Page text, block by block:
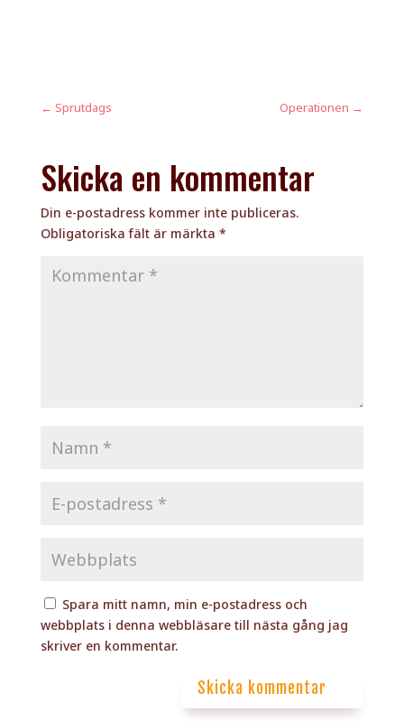
← Sprutdags Operationen →
Skicka en kommentar
Din e-postadress kommer inte publiceras.
Obligatoriska fält är märkta *
Spara mitt namn, min e-postadress och
webbplats i denna webbläsare till nästa gång jag
skriver en kommentar.
Skicka kommentar